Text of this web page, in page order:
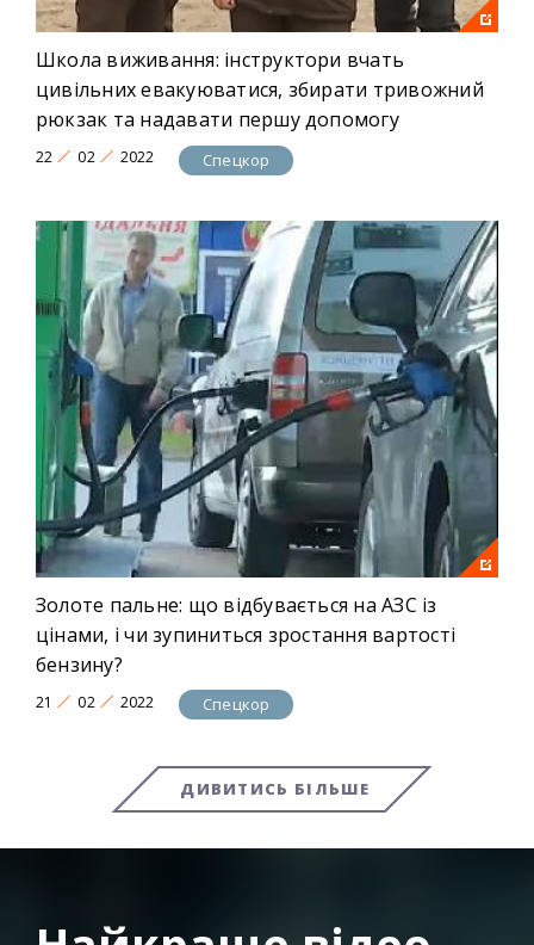
Школа виживання: інструктори вчать
цивільних евакуюватися, збирати тривожний
рюкзак та надавати першу допомогу
22 02 2022 Спецкор
Золоте пальне: що відбувається на АЗС із
цінами, і чи зупиниться зростання вартості
бензину?
21 02 2022 Спецкор
ДИВИТИСЬ БІЛЬШЕ